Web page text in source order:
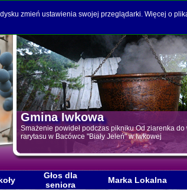
zmień ustawienia swojej przeglądarki. Więcej o
Gmina Iwkowa
Smażenie powideł podczas pikniku Od ziarenka
rarytasu w Bacówce "Biały Jeleń" w Iwkowej
Głos dla
seniora
Marka Lokalna